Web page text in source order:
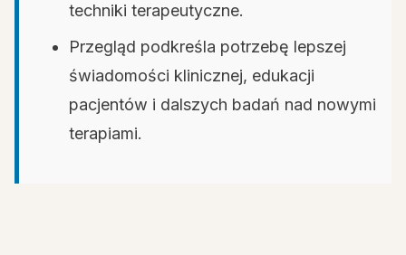
techniki terapeutyczne.
Przegląd podkreśla potrzebę lepszej
świadomości klinicznej, edukacji
pacjentów i dalszych badań nad nowymi
terapiami.